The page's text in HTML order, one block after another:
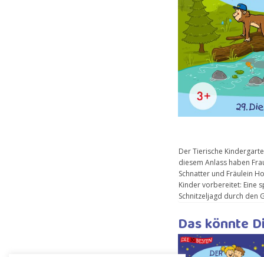
Der Tierische
diesem Anlass haben
Schnatter und Fräulein
Kinder vorbereitet: Eine
Schnitzeljagd durch den
knifflige Rätsel lösen
ein großer Schatz auf
besonderer Gast, den
Das könnte